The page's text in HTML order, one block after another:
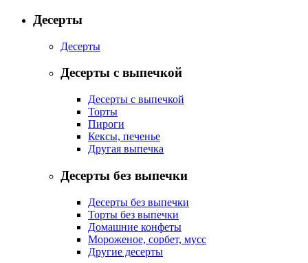
Десерты
Десерты
Десерты с выпечкой
Десерты с выпечкой
Торты
Пироги
Кексы, печенье
Другая выпечка
Десерты без выпечки
Десерты без выпечки
Торты без выпечки
Домашние конфеты
Мороженое, сорбет, мусс
Другие десерты